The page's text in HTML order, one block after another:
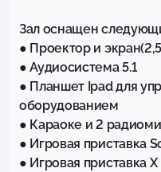
Зал оснащен
● Проектор и
● Аудиосистема 5.1
● Планшет Ipad для
оборудованием
● Караоке и 2
● Игровая приставка
● Игровая приставка